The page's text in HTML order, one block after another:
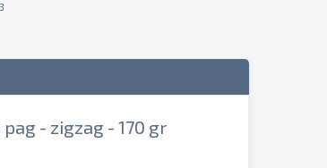
- zigzag - 170 gr